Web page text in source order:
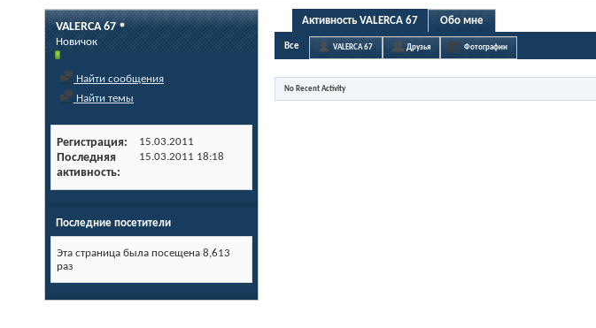
VALERCA 67
Новичок
Найти сообщения
Найти темы
Регистрация 15.03.2011
Последняя
активность
15.03.2011 18:18
Последние посетители
Эта страница была посещена 8,613
раз
Активность VALERCA 67 Обо мне
Все VALERCA 67 Друзья Фотографии
No Recent Activity